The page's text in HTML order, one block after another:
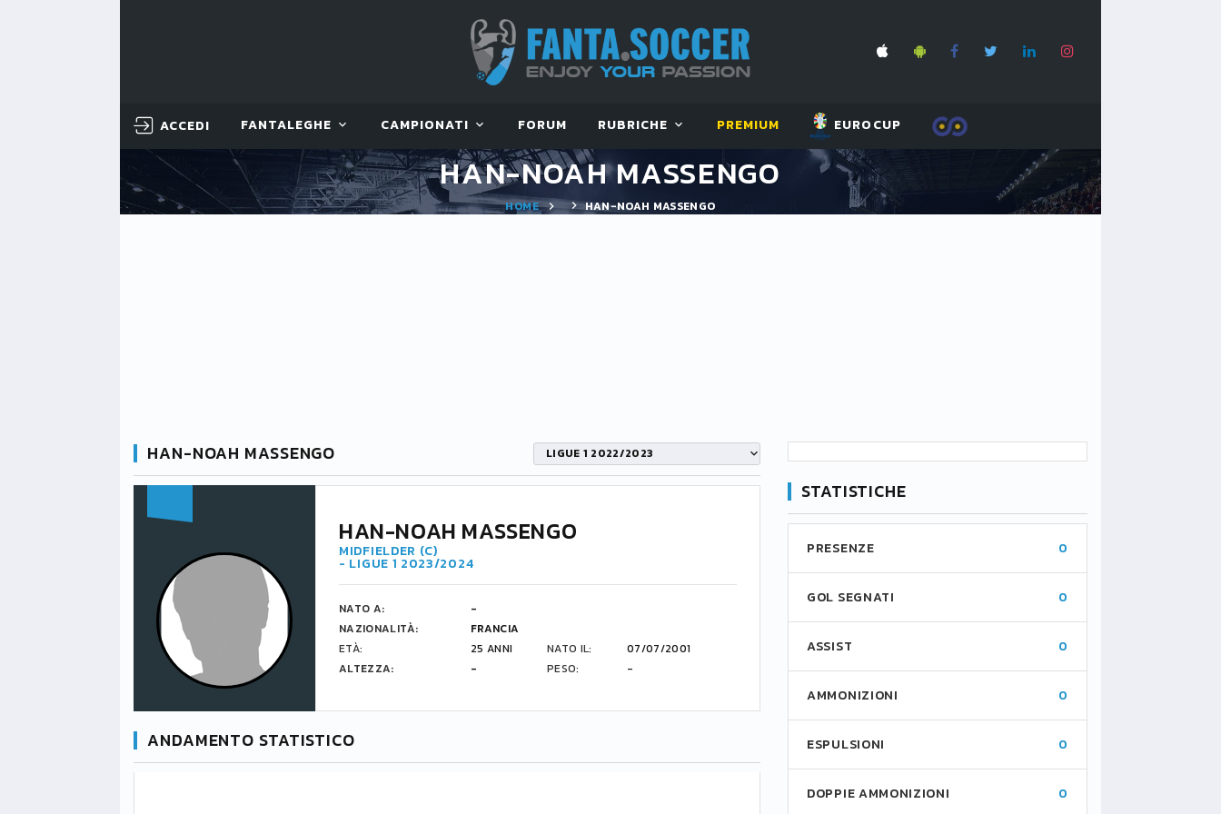
ACCEDI FANTALEGHE CAMPIONATI FORUM RUBRICHE PREMIUM EUROCUP
HAN-NOAH MASSENGO
HOME HAN-NOAH MASSENGO
HAN-NOAH MASSENGO LIGUE 1 2022/2023
HAN-NOAH MASSENGO
MIDFIELDER (C)
- LIGUE 1 2023/2024
NATO A:
-
NAZIONALITÀ:
FRANCIA
ETÀ:
25 ANNI NATO IL:
07/07/2001
ALTEZZA:
- PESO: -
ANDAMENTO STATISTICO
STATISTICHE
PRESENZE 0
GOL SEGNATI 0
ASSIST 0
AMMONIZIONI 0
ESPULSIONI 0
DOPPIE AMMONIZIONI 0